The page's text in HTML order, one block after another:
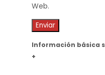
Web.
Información básica
+